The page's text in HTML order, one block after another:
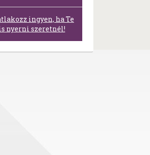
ingyen, ha Te
nyerni szeretnél!